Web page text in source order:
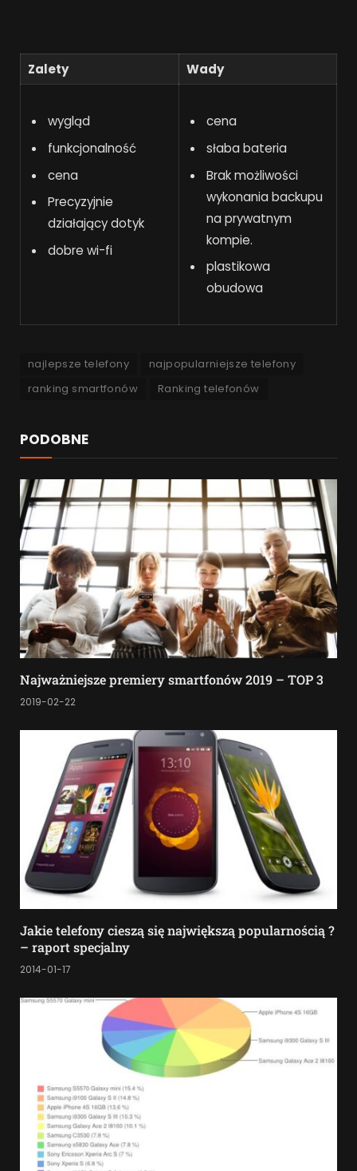
Zalety Wady
wygląd
funkcjonalność
cena
Precyzyjnie
działający dotyk
dobre wi-fi
cena
słaba bateria
Brak możliwości
wykonania backupu
na prywatnym
kompie.
plastikowa
obudowa
najlepsze telefony
najpopularniejsze telefony
ranking smartfonów
Ranking telefonów
PODOBNE
Najważniejsze premiery smartfonów 2019 – TOP 3
2019-02-22
Jakie telefony cieszą się największą popularnością ?
– raport specjalny
2014-01-17